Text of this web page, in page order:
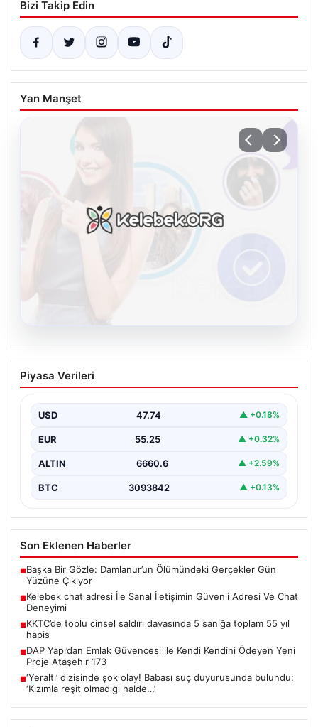
Bizi Takip Edin
Yan Manşet
Kelebek chat adresi İle Sanal İletişimin
Güvenli Adresi Ve Chat Deneyimi
kurması ciddi bir değer barındırmaktadır. Günümüzde
birçok…
Piyasa Verileri
USD 47.74 ▲ +0.18%
EUR 55.25 ▲ +0.32%
ALTIN 6660.6 ▲ +2.59%
BTC 3093842 ▲ +0.13%
Son Eklenen Haberler
■Başka Bir Gözle: Damlanur’un Ölümündeki Gerçekler Gün
Yüzüne Çıkıyor
■Kelebek chat adresi İle Sanal İletişimin Güvenli Adresi Ve Chat
Deneyimi
■KKTC’de toplu cinsel saldırı davasında 5 sanığa toplam 55 yıl
hapis
■DAP Yapı’dan Emlak Güvencesi ile Kendi Kendini Ödeyen Yeni
Proje Ataşehir 173
■‘Yeraltı’ dizisinde şok olay! Babası suç duyurusunda bulundu:
‘Kızımla reşit olmadığı halde…’